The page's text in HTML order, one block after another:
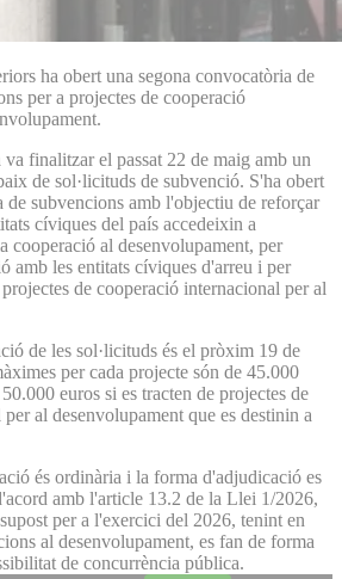
ha obert una segona convocatòria de
per a projectes de cooperació
finalitzar el passat 22 de maig amb un
de sol·licituds de subvenció. S'ha obert
de subvencions amb l'objectiu de reforçar
cíviques del país accedeixin a
cooperació al desenvolupament, per
amb les entitats cíviques d'arreu i per
de cooperació internacional per al
de les sol·licituds és el pròxim 19 de
per cada projecte són de 45.000
euros si es tracten de projectes de
al desenvolupament que es destinin a
és ordinària i la forma d'adjudicació es
amb l'article 13.2 de la Llei 1/2026,
per a l'exercici del 2026, tenint en
al desenvolupament, es fan de forma
de concurrència pública.